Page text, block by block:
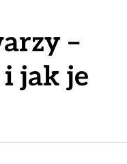
–
jak je